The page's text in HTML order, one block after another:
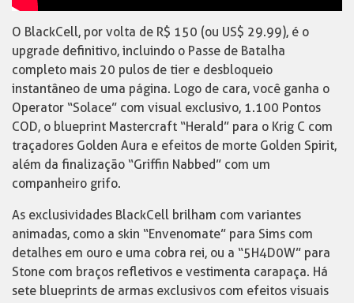
O BlackCell, por volta de R$ 150 (ou US$ 29.99), é o
upgrade definitivo, incluindo o Passe de Batalha
completo mais 20 pulos de tier e desbloqueio
instantâneo de uma página. Logo de cara, você ganha o
Operator “Solace” com visual exclusivo, 1.100 Pontos
COD, o blueprint Mastercraft “Herald” para o Krig C com
traçadores Golden Aura e efeitos de morte Golden Spirit,
além da finalização “Griffin Nabbed” com um
companheiro grifo.
As exclusividades BlackCell brilham com variantes
animadas, como a skin “Envenomate” para Sims com
detalhes em ouro e uma cobra rei, ou a “5H4D0W” para
Stone com braços refletivos e vestimenta carapaça. Há
sete blueprints de armas exclusivos com efeitos visuais